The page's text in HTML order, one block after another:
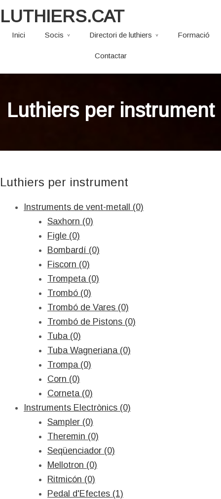
LUTHIERS.CAT
Inici Socis Directori de luthiers Formació
Contactar
Luthiers per instrument
Luthiers per instrument
Instruments de vent-metall (0)
Saxhorn (0)
Figle (0)
Bombardí (0)
Fiscorn (0)
Trompeta (0)
Trombó (0)
Trombó de Vares (0)
Trombó de Pistons (0)
Tuba (0)
Tuba Wagneriana (0)
Trompa (0)
Corn (0)
Corneta (0)
Instruments Electrònics (0)
Sampler (0)
Theremin (0)
Seqüenciador (0)
Mellotron (0)
Ritmicón (0)
Pedal d'Efectes (1)